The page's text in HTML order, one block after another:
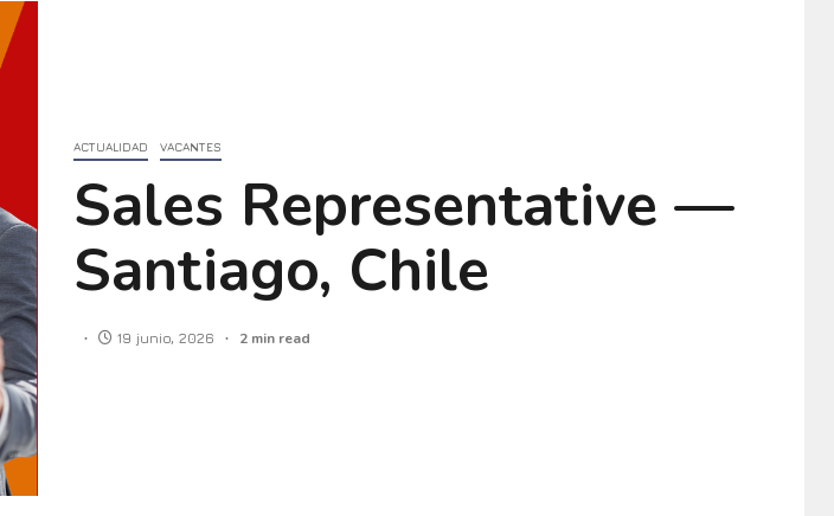
ACTUALIDAD VACANTES
Sales Representative —
Santiago, Chile
19 junio, 2026 2 min read